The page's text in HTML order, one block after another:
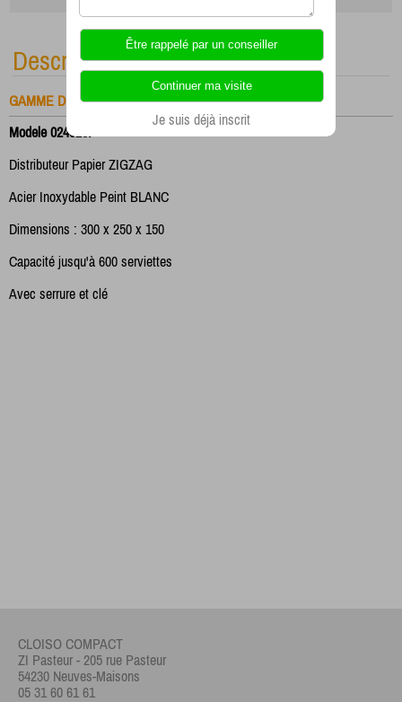
Description
GAMME DISTRIBUTEUR SERVIETTE
Modele 024020P
Distributeur Papier ZIGZAG
Acier Inoxydable Peint BLANC
Dimensions : 300 x 250 x 150
Capacité jusqu'à 600 serviettes
Avec serrure et clé
CLOISO COMPACT
ZI Pasteur - 205 rue Pasteur
54230 Neuves-Maisons
05 31 60 61 61
Je suis déjà inscrit